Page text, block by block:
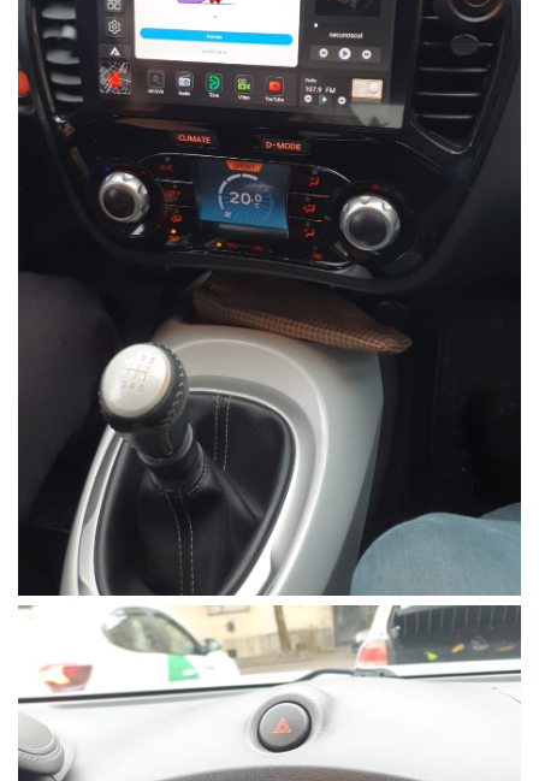
Ssangyong
Daihatsu
Navigații auto universale
Navigații auto universale
Navigații universale 2DIN
Navigații universale 1DIN
Rame adaptoare auto
Rame adaptoare auto
Rame adaptoare Volkswagen
Rame adaptoare Ford
Rame adaptoare M-Benz
Rame adaptoare Opel
Rame adaptoare Skoda
Rame adaptoare Suzuki